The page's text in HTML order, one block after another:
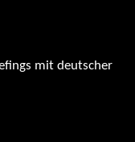
mit deutscher